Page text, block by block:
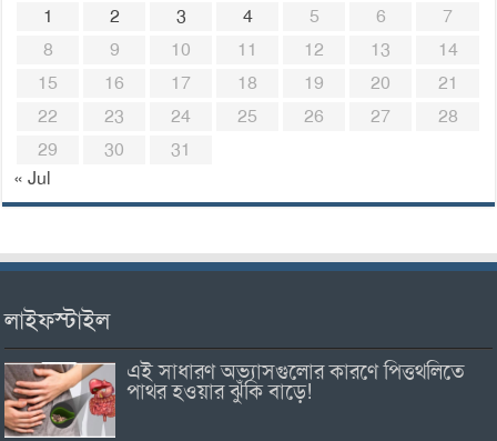
1
2 3 4 5 6
7
8
9 10 11 12 13
14
15
16 17 18 19 20
21
22
23 24 25 26 27
28
29
30
31
« Jul
লাইফস্টাইল
এই সাধারণ অভ্যাসগুলোর কারণে পিত্তথলিতে
পাথর হওয়ার ঝুঁকি বাড়ে!